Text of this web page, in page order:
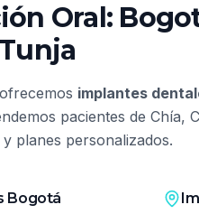
Oral:
ofrecemos implantes
pacientes de Chía,
planes personalizados.
Bogotá